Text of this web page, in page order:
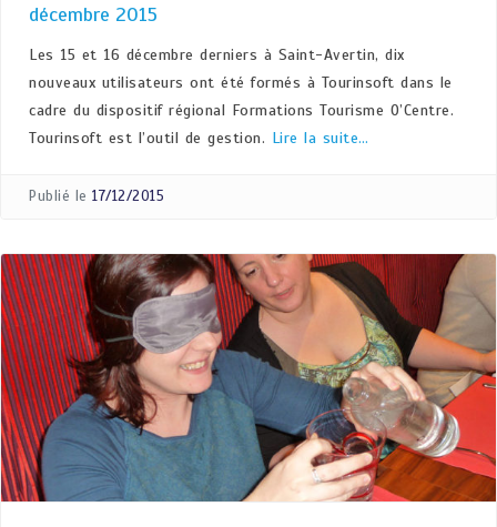
décembre 2015
Les 15 et 16 décembre derniers à Saint-Avertin, dix
nouveaux utilisateurs ont été formés à Tourinsoft dans le
cadre du dispositif régional Formations Tourisme O’Centre.
Tourinsoft est l’outil de gestion. Lire la suite…
Publié le 17/12/2015